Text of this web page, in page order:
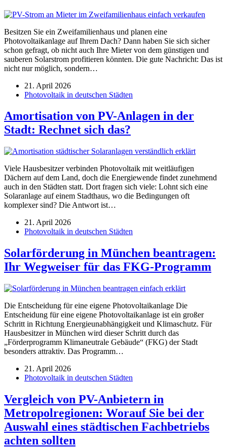
Besitzen Sie ein Zweifamilienhaus und planen eine
Photovoltaikanlage auf Ihrem Dach? Dann haben Sie sich sicher
schon gefragt, ob nicht auch Ihre Mieter von dem günstigen und
sauberen Solarstrom profitieren könnten. Die gute Nachricht: Das ist
nicht nur möglich, sondern…
21. April 2026
Photovoltaik in deutschen Städten
Amortisation von PV-Anlagen in der
Stadt: Rechnet sich das?
Viele Hausbesitzer verbinden Photovoltaik mit weitläufigen
Dächern auf dem Land, doch die Energiewende findet zunehmend
auch in den Städten statt. Dort fragen sich viele: Lohnt sich eine
Solaranlage auf einem Stadthaus, wo die Bedingungen oft
komplexer sind? Die Antwort ist…
21. April 2026
Photovoltaik in deutschen Städten
Solarförderung in München beantragen:
Ihr Wegweiser für das FKG-Programm
Die Entscheidung für eine eigene Photovoltaikanlage Die
Entscheidung für eine eigene Photovoltaikanlage ist ein großer
Schritt in Richtung Energieunabhängigkeit und Klimaschutz. Für
Hausbesitzer in München wird dieser Schritt durch das
„Förderprogramm Klimaneutrale Gebäude“ (FKG) der Stadt
besonders attraktiv. Das Programm…
21. April 2026
Photovoltaik in deutschen Städten
Vergleich von PV-Anbietern in
Metropolregionen: Worauf Sie bei der
Auswahl eines städtischen Fachbetriebs
achten sollten